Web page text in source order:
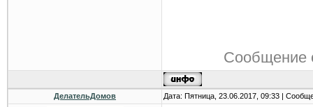
Сообщение
ДелательДомов Дата: Пятница, 23.06.2017, 09:33 |